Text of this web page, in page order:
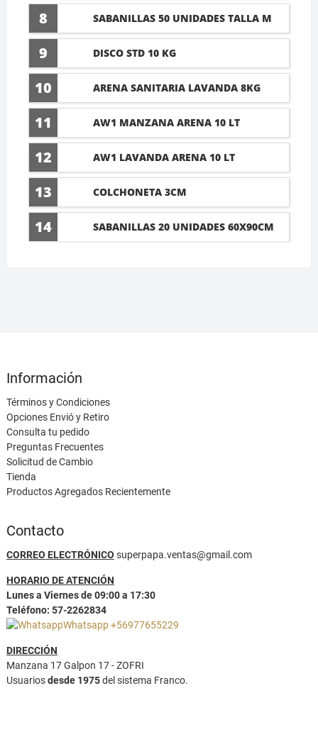
8 SABANILLAS 50 UNIDADES TALLA M
60X45CM
9 DISCO STD 10 KG
10 ARENA SANITARIA LAVANDA 8KG
11 AW1 MANZANA ARENA 10 LT
12 AW1 LAVANDA ARENA 10 LT
13 COLCHONETA 3CM
14 SABANILLAS 20 UNIDADES 60X90CM
Información
Términos y Condiciones
Opciones Envió y Retiro
Consulta tu pedido
Preguntas Frecuentes
Solicitud de Cambio
Tienda
Productos Agregados Recientemente
Contacto
CORREO ELECTRÓNICO superpapa.ventas@gmail.com
HORARIO DE ATENCIÓN
Lunes a Viernes de 09:00 a 17:30
Teléfono: 57-2262834
Whatsapp +56977655229
DIRECCIÓN
Manzana 17 Galpon 17 - ZOFRI
Usuariosdesde 1975del sistema Franco.